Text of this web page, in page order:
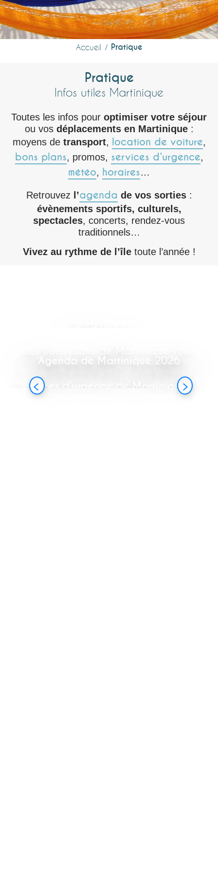
Accueil Pratique
Pratique
Infos utiles Martinique
Toutes les infos pour optimiser votre séjour
ou vos déplacements en Martinique :
moyens de transport, location de voiture,
bons plans, promos, services d’urgence,
météo, horaires…
Retrouvez l’agenda de vos sorties :
évènements sportifs, culturels,
spectacles, concerts, rendez-vous
traditionnels…
Vivez au rythme de l’îletoute l’année !
Agenda de Martinique 2026
Services d’urgence de Martinique